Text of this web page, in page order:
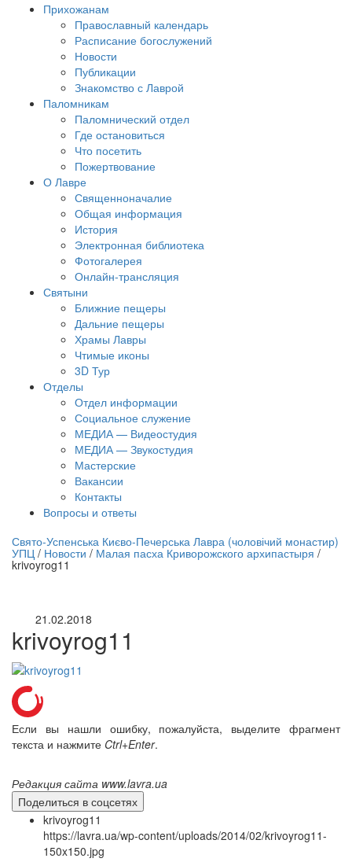
Прихожанам
Православный календарь
Расписание богослужений
Новости
Публикации
Знакомство с Лаврой
Паломникам
Паломнический отдел
Где остановиться
Что посетить
Пожертвование
О Лавре
Священноначалие
Общая информация
История
Электронная библиотека
Фотогалерея
Онлайн-трансляция
Святыни
Ближние пещеры
Дальние пещеры
Храмы Лавры
Чтимые иконы
3D Тур
Отделы
Отдел информации
Социальное служение
МЕДИА — Видеостудия
МЕДИА — Звукостудия
Мастерские
Вакансии
Контакты
Вопросы и ответы
трансляция | 12 сентября
трансляции
Свято-Успенська Києво-Печерська Лавра (чоловічий монастир)
УПЦ / Новости / Малая пасха Криворожского архипастыря /
krivoyrog11
21.02.2018
krivoyrog11
Если вы нашли ошибку, пожалуйста, выделите фрагмент
текста и нажмите Ctrl+Enter.
Редакция сайта www.lavra.ua
Поделиться в соцсетях
krivoyrog11
https://lavra.ua/wp-content/uploads/2014/02/krivoyrog11-
150x150.jpg